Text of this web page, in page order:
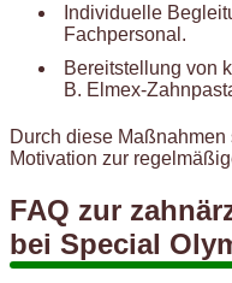
Individuelle
Fachpersonal.
Bereitstellung von
B. Elmex-
Durch diese
Motivation zur
FAQ zur
bei Special